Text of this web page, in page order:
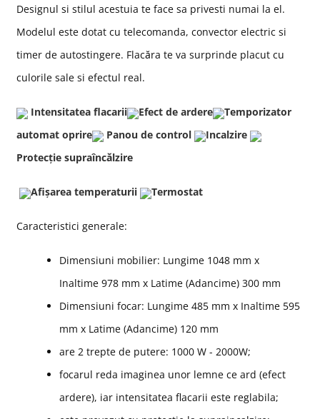
Designul si stilul acestuia te face sa privesti numai la el.
Modelul este dotat cu telecomanda, convector electric si
timer de autostingere. Flacăra te va surprinde placut cu
culorile sale si efectul real.
Intensitatea flacarii Efect de ardere
Temporizator
automat oprire
Panou de control
Incalzire
Protecție supraîncălzire
Afișarea temperaturii Termostat
Caracteristici generale:
Dimensiuni mobilier: Lungime 1048 mm x
Inaltime 978 mm x Latime (Adancime) 300 mm
Dimensiuni focar: Lungime 485 mm x Inaltime 595
mm x Latime (Adancime) 120 mm
are 2 trepte de putere: 1000 W - 2000W;
focarul reda imaginea unor lemne ce ard (efect
ardere), iar intensitatea flacarii este reglabila;